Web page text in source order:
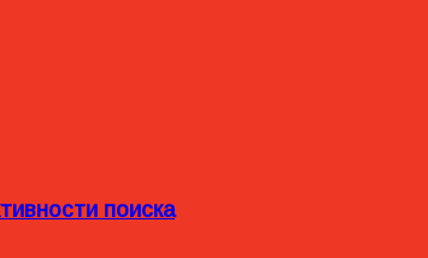
поиска